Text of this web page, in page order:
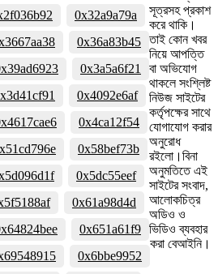
0x32a9a79a
0x36a83b45
0x3a5a6f21
0x4092e6af
0x4ca12f54
0x58bef73b
0x5dc55eef
0x61a98d4d
0x651a61f9
0x6bbe9952
সূত্রসহ প্রকাশ
করে থাকি।
তাই কোন খবর
নিয়ে আপত্তি
বা অভিযোগ
থাকলে সংশ্লিষ্ট
নিউজ সাইটের
কর্তৃপক্ষের সাথে
যোগাযোগ করার
অনুরোধ
রইলো।বিনা
অনুমতিতে এই
সাইটের সংবাদ,
আলোকচিত্র
অডিও ও
ভিডিও ব্যবহার
করা বেআইনি।